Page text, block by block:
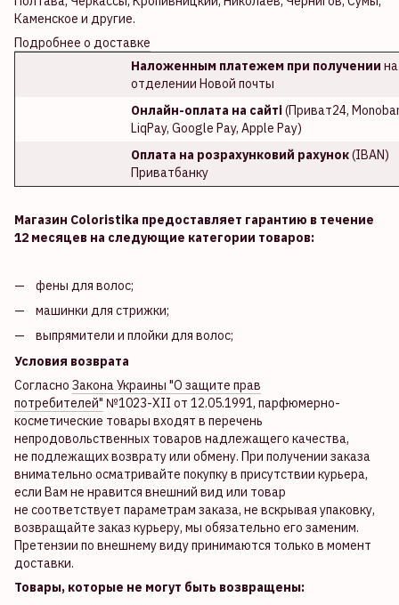
Каменское и другие.
Подробнее о доставке
Наложенным платежем при получении на
отделении Новой почты
Онлайн-оплата на сайті(Приват24,
LiqPay, Google Pay, Apple Pay)
Оплата на розрахунковий рахунок(IBAN)
Приватбанку
Магазин Coloristika предоставляет гарантию в течение
12 месяцев на следующие категории товаров:
фены для волос;
машинки для стрижки;
выпрямители и плойки для волос;
Условия возврата
Согласно Закона Украины "О защите прав
потребителей" №1023-XII от 12.05.1991, парфюмерно-
косметические товары входят в перечень
непродовольственных товаров надлежащего качества,
не подлежащих возврату или обмену. При получении заказа
внимательно осматривайте покупку в присутствии курьера,
если Вам не нравится внешний вид или товар
не соответствует параметрам заказа, не вскрывая упаковку,
возвращайте заказ курьеру, мы обязательно его заменим.
Претензии по внешнему виду принимаются только в момент
доставки.
Товары, которые не могут быть возвращены: